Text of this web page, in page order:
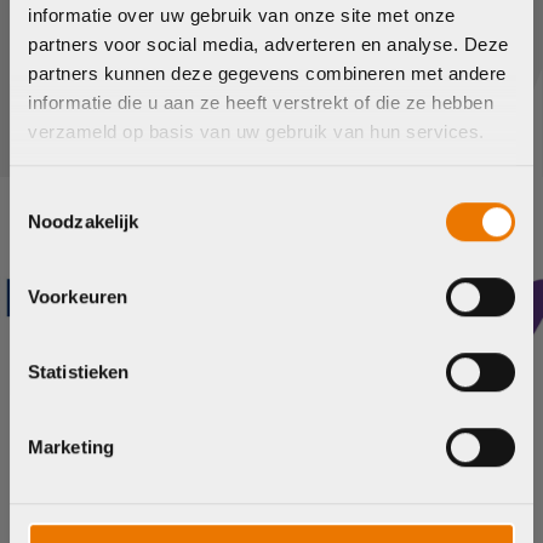
informatie over uw gebruik van onze site met onze
partners voor social media, adverteren en analyse. Deze
partners kunnen deze gegevens combineren met andere
informatie die u aan ze heeft verstrekt of die ze hebben
verzameld op basis van uw gebruik van hun services.
Noodzakelijk
Voorkeuren
Statistieken
Marketing
staan klaar voor elke fase van jouw fietservaring.
Meer over ons
Alle fietsen
Van der Linde is vanaf nu BYKE
Ontdek onze nieuwe website en vertrouwde service.
met dezelfde fietsliefde.
Ga naar home